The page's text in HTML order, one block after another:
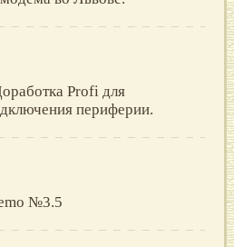
Profi для
периферии.
№3.5